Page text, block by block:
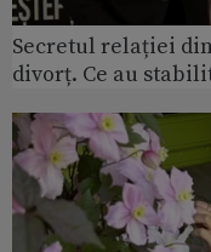
Secretul relației
divorț. Ce au